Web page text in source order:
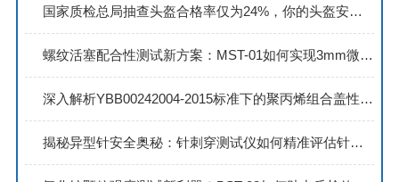
国家质检总局抽查头盔合格率仅为24%，你的头盔安全吗？
螺纹活塞配合性测试新方案：MST-01如何实现3mm微位移稳定监测？
深入解析YBB00242004-2015标准下的聚丙烯组合盖性能检测流程
揭秘异型针安全奥秘：针刺穿测试仪如何精准评估针尖锋利与穿刺力